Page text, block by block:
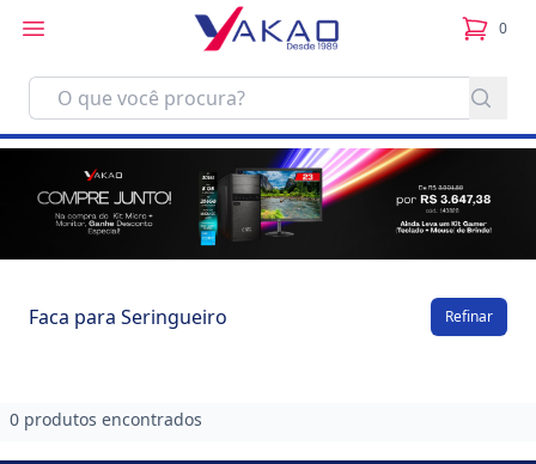
0
itens
Faca para Seringueiro Refinar
0 produtos encontrados